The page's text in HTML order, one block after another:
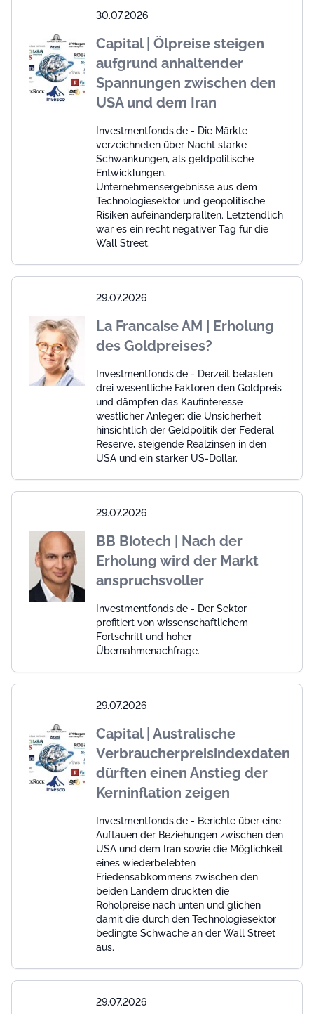
30.07.2026
Capital | Ölpreise steigen
aufgrund anhaltender
Spannungen zwischen den
USA und dem Iran
Investmentfonds.de - Die Märkte
verzeichneten über Nacht starke
Schwankungen, als geldpolitische
Entwicklungen,
Unternehmensergebnisse aus dem
Technologiesektor und geopolitische
Risiken aufeinanderprallten. Letztendlich
war es ein recht negativer Tag für die
Wall Street.
29.07.2026
La Francaise AM | Erholung
des Goldpreises?
Investmentfonds.de - Derzeit belasten
drei wesentliche Faktoren den Goldpreis
und dämpfen das Kaufinteresse
westlicher Anleger: die Unsicherheit
hinsichtlich der Geldpolitik der Federal
Reserve, steigende Realzinsen in den
USA und ein starker US-Dollar.
29.07.2026
BB Biotech | Nach der
Erholung wird der Markt
anspruchsvoller
Investmentfonds.de - Der Sektor
profitiert von wissenschaftlichem
Fortschritt und hoher
Übernahmenachfrage.
29.07.2026
Capital | Australische
Verbraucherpreisindexdaten
dürften einen Anstieg der
Kerninflation zeigen
Investmentfonds.de - Berichte über eine
Auftauen der Beziehungen zwischen den
USA und dem Iran sowie die Möglichkeit
eines wiederbelebten
Friedensabkommens zwischen den
beiden Ländern drückten die
Rohölpreise nach unten und glichen
damit die durch den Technologiesektor
bedingte Schwäche an der Wall Street
aus.
29.07.2026